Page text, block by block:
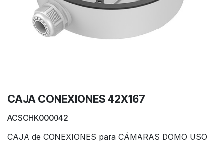
CAJA CONEXIONES 42X167
ACSOHK000042
CAJA de CONEXIONES para CÁMARAS DOMO USO